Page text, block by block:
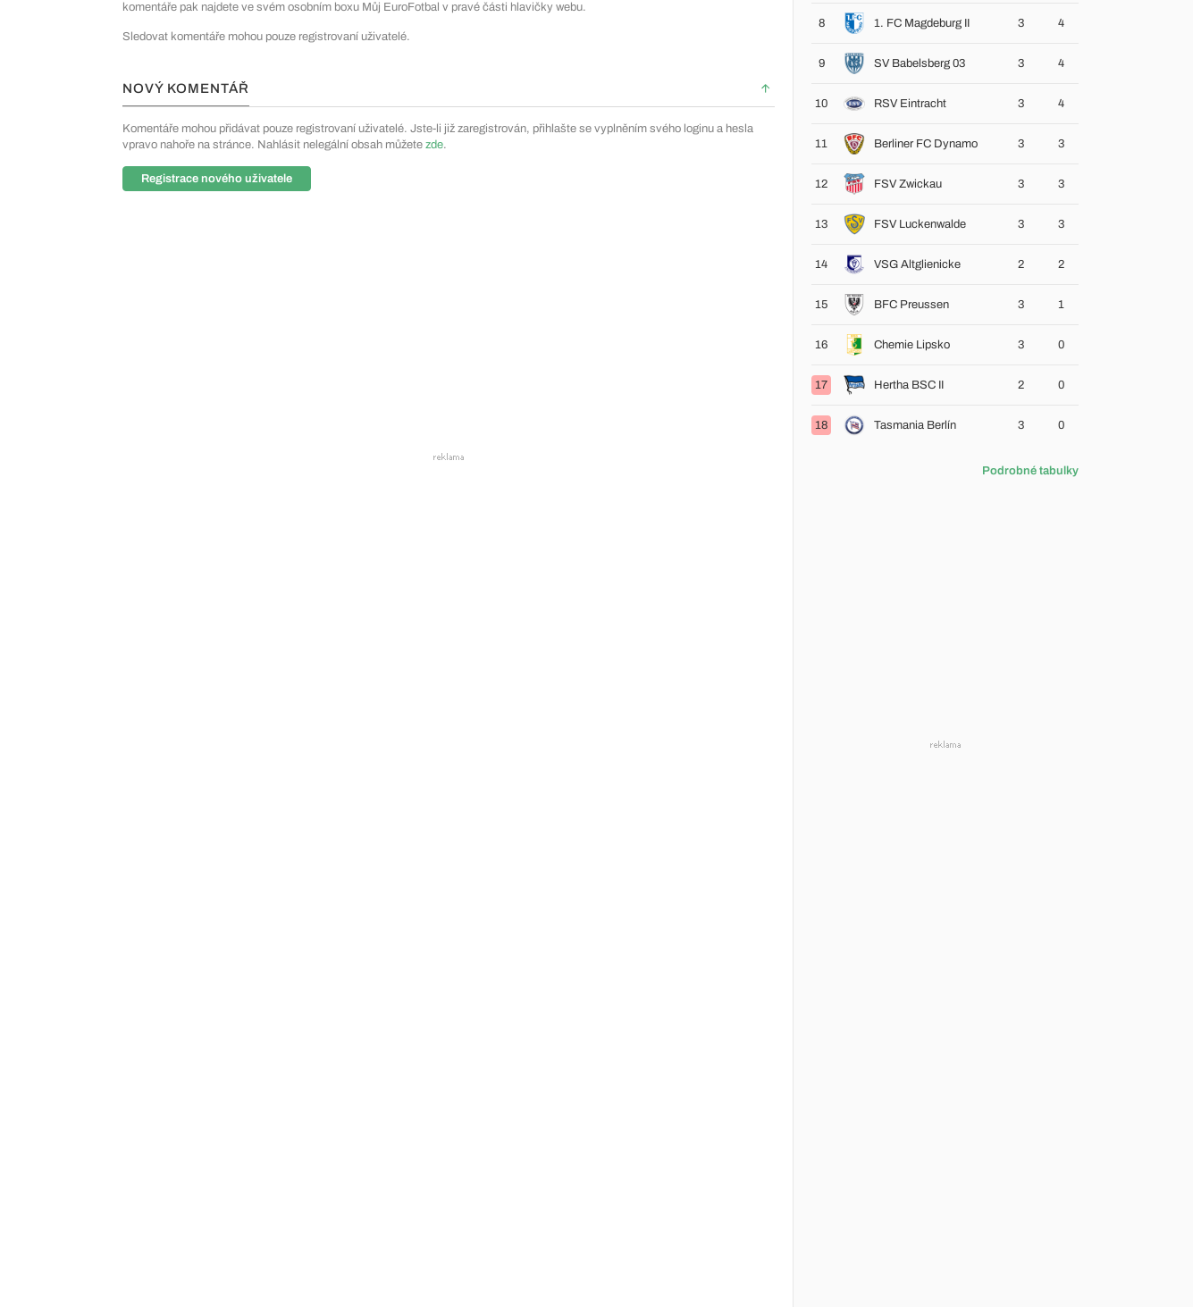
komentáře pak najdete ve svém osobním boxu Můj EuroFotbal v pravé části hlavičky webu.
Sledovat komentáře mohou pouze registrovaní uživatelé.
NOVÝ KOMENTÁŘ
Komentáře mohou přidávat pouze registrovaní uživatelé. Jste-li již zaregistrován, přihlašte se vyplněním svého loginu a hesla
vpravo nahoře na stránce. Nahlásit nelegální obsah můžete zde.
Registrace nového uživatele
8 1. FC Magdeburg II 3 4
9 SV Babelsberg 03 3 4
10 RSV Eintracht 3 4
11 Berliner FC Dynamo 3 3
12 FSV Zwickau 3 3
13 FSV Luckenwalde 3 3
14 VSG Altglienicke 2 2
15 BFC Preussen 3 1
16 Chemie Lipsko 3 0
17 Hertha BSC II 2 0
18 Tasmania Berlín 3 0
Podrobné tabulky